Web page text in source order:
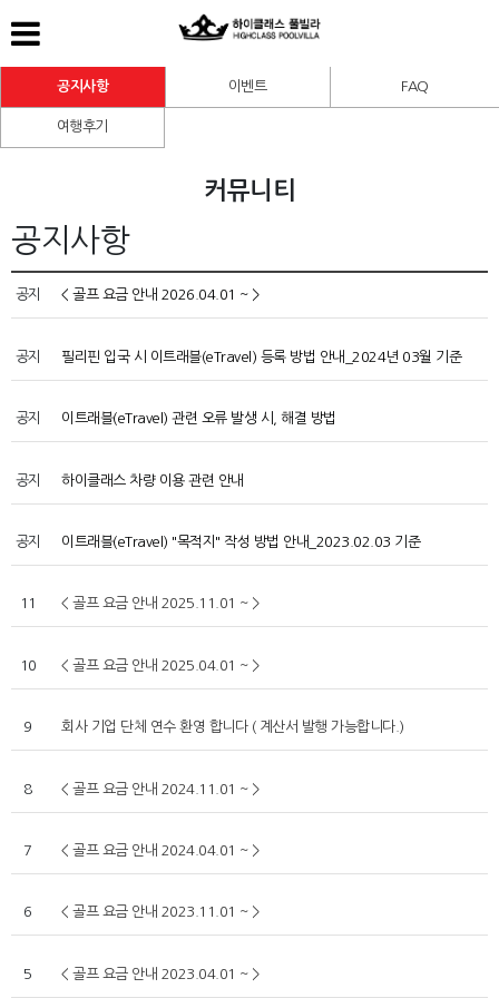
공지사항 이벤트 FAQ
여행후기
커뮤니티
공지사항
공지 < 골프 요금 안내 2026.04.01 ~ >
공지 필리핀 입국 시 이트래블(eTravel) 등록 방법 안내_2024년 03월 기준
공지 이트래블(eTravel) 관련 오류 발생 시, 해결 방법
공지 하이클래스 차량 이용 관련 안내
공지 이트래블(eTravel) "목적지" 작성 방법 안내_2023.02.03 기준
11 < 골프 요금 안내 2025.11.01 ~ >
10 < 골프 요금 안내 2025.04.01 ~ >
9 회사 기업 단체 연수 환영 합니다 ( 계산서 발행 가능합니다.)
8 < 골프 요금 안내 2024.11.01 ~ >
7 < 골프 요금 안내 2024.04.01 ~ >
6 < 골프 요금 안내 2023.11.01 ~ >
5 < 골프 요금 안내 2023.04.01 ~ >